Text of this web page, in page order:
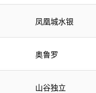
凤凰城水银
奥鲁罗
山谷独立